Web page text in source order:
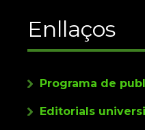
Enllaços
Programa de
Editorials